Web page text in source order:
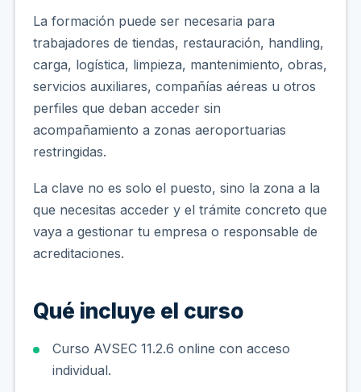
La formación puede ser necesaria para
trabajadores de tiendas, restauración, handling,
carga, logística, limpieza, mantenimiento, obras,
servicios auxiliares, compañías aéreas u otros
perfiles que deban acceder sin
acompañamiento a zonas aeroportuarias
restringidas.
La clave no es solo el puesto, sino la zona a la
que necesitas acceder y el trámite concreto que
vaya a gestionar tu empresa o responsable de
acreditaciones.
Qué incluye el curso
Curso AVSEC 11.2.6 online con acceso
individual.